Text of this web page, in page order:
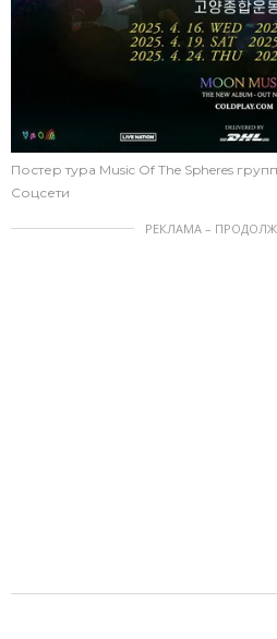
Постер тура Music Of The Spheres
Соцсети
РЕКЛАМА –